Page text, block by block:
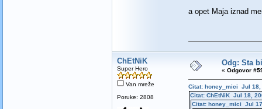
a opet Maja iznad
ChEtNiK
Super Hero
Van mreže
Poruke: 2808
Odg: Sta
« Odgovor
Citat: honey_mici Jul 18,
Citat: ChEtNiK Jul 18,
Citat: honey_mici Jul